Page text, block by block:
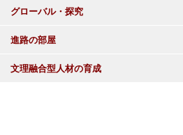
グローバル・探究
進路の部屋
文理融合型人材の育成